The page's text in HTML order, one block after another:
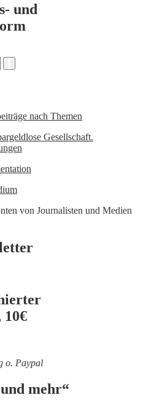
und
nach Themen
Gesellschaft.
von Journalisten und Medien
o. Paypal
mehr“